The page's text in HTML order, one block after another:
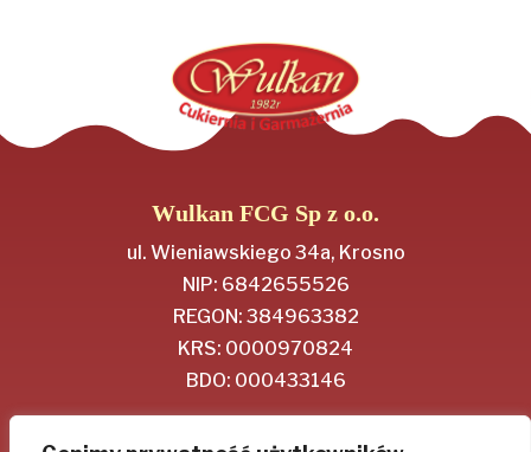
Wulkan FCG Sp z o.o.
ul. Wieniawskiego 34a, Krosno
NIP: 6842655526
REGON: 384963382
KRS: 0000970824
BDO: 000433146
Regulamin